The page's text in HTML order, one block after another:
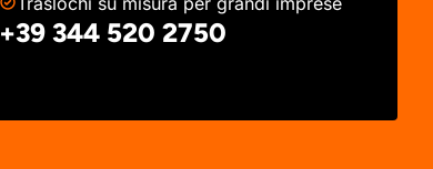
+39 344 520 2750